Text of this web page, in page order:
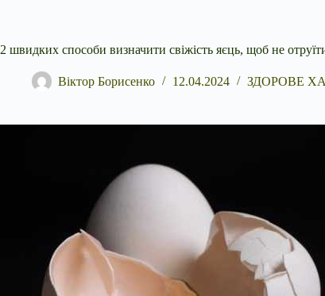
2 швидких способи визначити свіжість яєць, щоб не
Віктор Борисенко 12.04.2024 ЗДОРОВЕ